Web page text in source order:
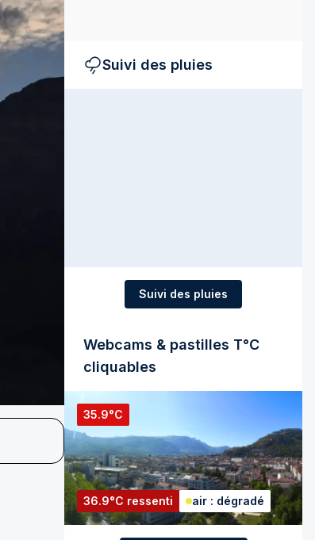
Suivi des pluies
Suivi des pluies
Webcams & pastilles T°C
cliquables
35.9°C
36.9°C ressenti air : dégradé